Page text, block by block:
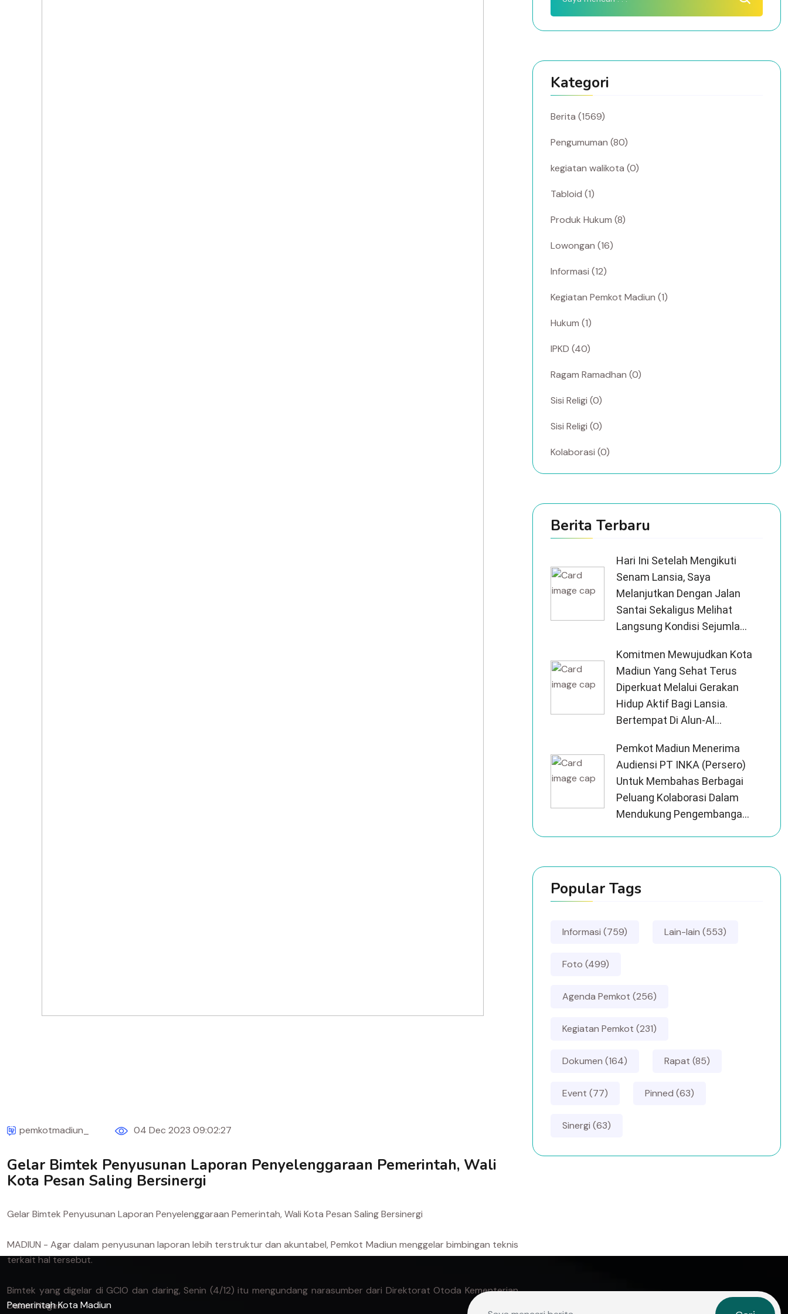
pemkotmadiun_ 04 Dec 2023 09:02:27
Gelar Bimtek Penyusunan Laporan Penyelenggaraan Pemerintah, Wali
Kota Pesan Saling Bersinergi
Gelar Bimtek Penyusunan Laporan Penyelenggaraan Pemerintah, Wali Kota Pesan Saling Bersinergi
MADIUN - Agar dalam penyusunan laporan lebih terstruktur dan akuntabel, Pemkot Madiun menggelar bimbingan teknis
terkait hal tersebut.
Bimtek yang digelar di GCIO dan daring, Senin (4/12) itu mengundang narasumber dari Direktorat Otoda Kementerian
Dalam Negeri.
Kategori
Berita (1569)
Pengumuman (80)
kegiatan walikota (0)
Tabloid (1)
Produk Hukum (8)
Lowongan (16)
Informasi (12)
Kegiatan Pemkot Madiun (1)
Hukum (1)
IPKD (40)
Ragam Ramadhan (0)
Sisi Religi (0)
Sisi Religi (0)
Kolaborasi (0)
Berita Terbaru
Hari Ini Setelah Mengikuti
Senam Lansia, Saya
Melanjutkan Dengan Jalan
Santai Sekaligus Melihat
Langsung Kondisi Sejumla...
Komitmen Mewujudkan Kota
Madiun Yang Sehat Terus
Diperkuat Melalui Gerakan
Hidup Aktif Bagi Lansia.
Bertempat Di Alun-Al...
Pemkot Madiun Menerima
Audiensi PT INKA (Persero)
Untuk Membahas Berbagai
Peluang Kolaborasi Dalam
Mendukung Pengembanga...
Popular Tags
Informasi (759) Lain-lain (553)
Foto (499)
Agenda Pemkot (256)
Kegiatan Pemkot (231)
Dokumen (164) Rapat (85)
Event (77) Pinned (63)
Sinergi (63)
Pemerintah Kota Madiun